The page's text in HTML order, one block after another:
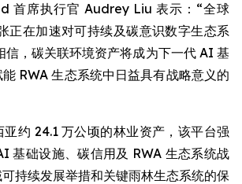
首席执行官 Audrey Liu 表示：“全球
正在加速对可持续及碳意识数字生态系
信，碳关联环境资产将成为下一代 AI 基
RWA 生态系统中日益具有战略意义的
约 24.1 万公顷的林业资产，该平台强
基础设施、碳信用及 RWA 生态系统战
持续发展举措和关键雨林生态系统的保